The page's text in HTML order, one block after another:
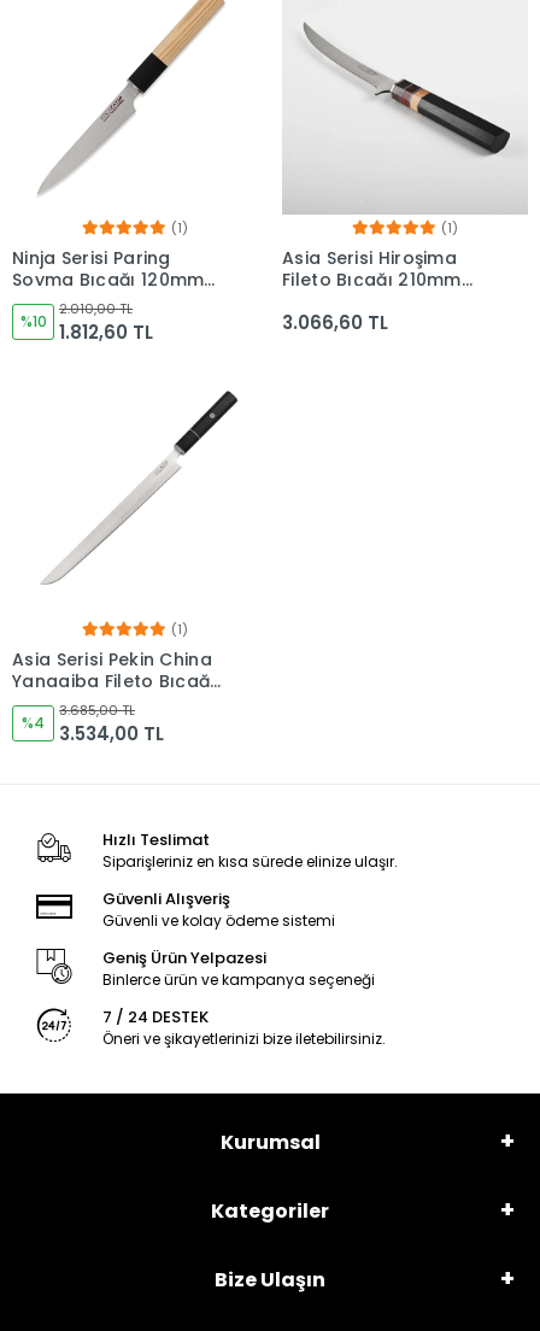
(1)
Ninja Serisi Paring
Soyma Bıçağı 120mm
Namlu - Kocakaya
Bıçakları
%10
2.010,00 TL
1.812,60 TL
(1)
Asia Serisi Hiroşima
Fileto Bıçağı 210mm
Bıçakları
3.066,60 TL
(1)
Asia Serisi Pekin China
Yanagiba Fileto Bıçağı
300mm Namlu -
Kocakaya Bıçakları
%4
3.685,00 TL
3.534,00 TL
Hızlı Teslimat
Siparişleriniz en kısa sürede elinize ulaşır.
Güvenli Alışveriş
Güvenli ve kolay ödeme sistemi
Geniş Ürün Yelpazesi
Binlerce ürün ve kampanya seçeneği
7 / 24 DESTEK
Öneri ve şikayetlerinizi bize iletebilirsiniz.
Kurumsal
Kategoriler
Bize Ulaşın